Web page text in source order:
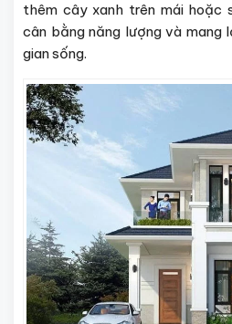
thêm cây xanh trên mái hoặc
cân bằng năng lượng và mang
gian sống.